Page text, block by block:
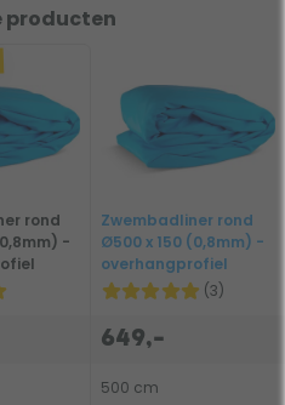
producten
rond
-
Zwembadliner rond
Ø500 x 150 (0,8mm) -
overhangprofiel
(3)
649,-
500 cm